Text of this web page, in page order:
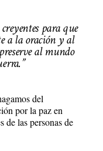
para que
a la oración y al
al mundo
del
por la paz en
de las personas de